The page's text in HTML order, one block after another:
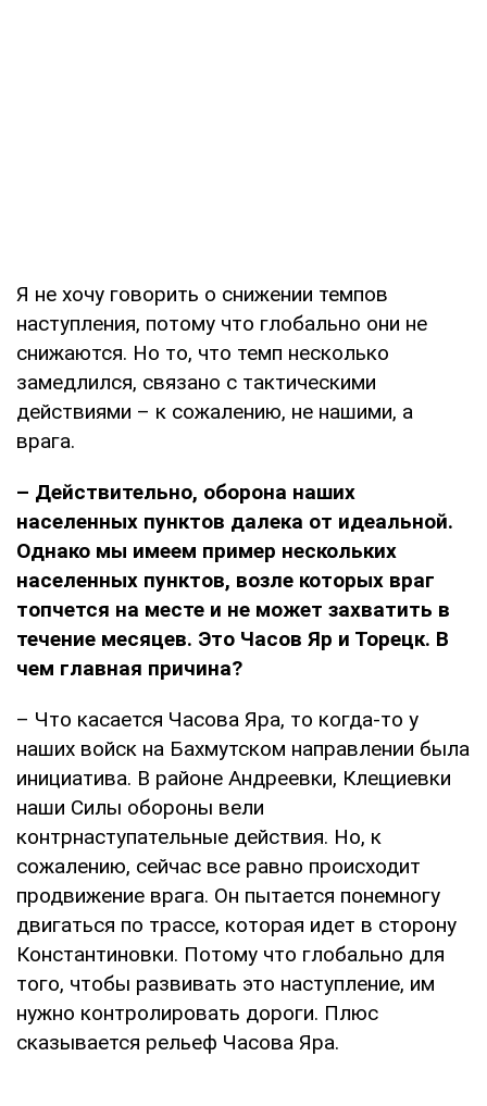
Я не хочу говорить о снижении темпов
наступления, потому что глобально они не
снижаются. Но то, что темп несколько
замедлился, связано с тактическими
действиями – к сожалению, не нашими, а
врага.
– Действительно, оборона наших
населенных пунктов далека от идеальной.
Однако мы имеем пример нескольких
населенных пунктов, возле которых враг
топчется на месте и не может захватить в
течение месяцев. Это Часов Яр и Торецк. В
чем главная причина?
– Что касается Часова Яра, то когда-то у
наших войск на Бахмутском направлении была
инициатива. В районе Андреевки, Клещиевки
наши Силы обороны вели
контрнаступательные действия. Но, к
сожалению, сейчас все равно происходит
продвижение врага. Он пытается понемногу
двигаться по трассе, которая идет в сторону
Константиновки. Потому что глобально для
того, чтобы развивать это наступление, им
нужно контролировать дороги. Плюс
сказывается рельеф Часова Яра.